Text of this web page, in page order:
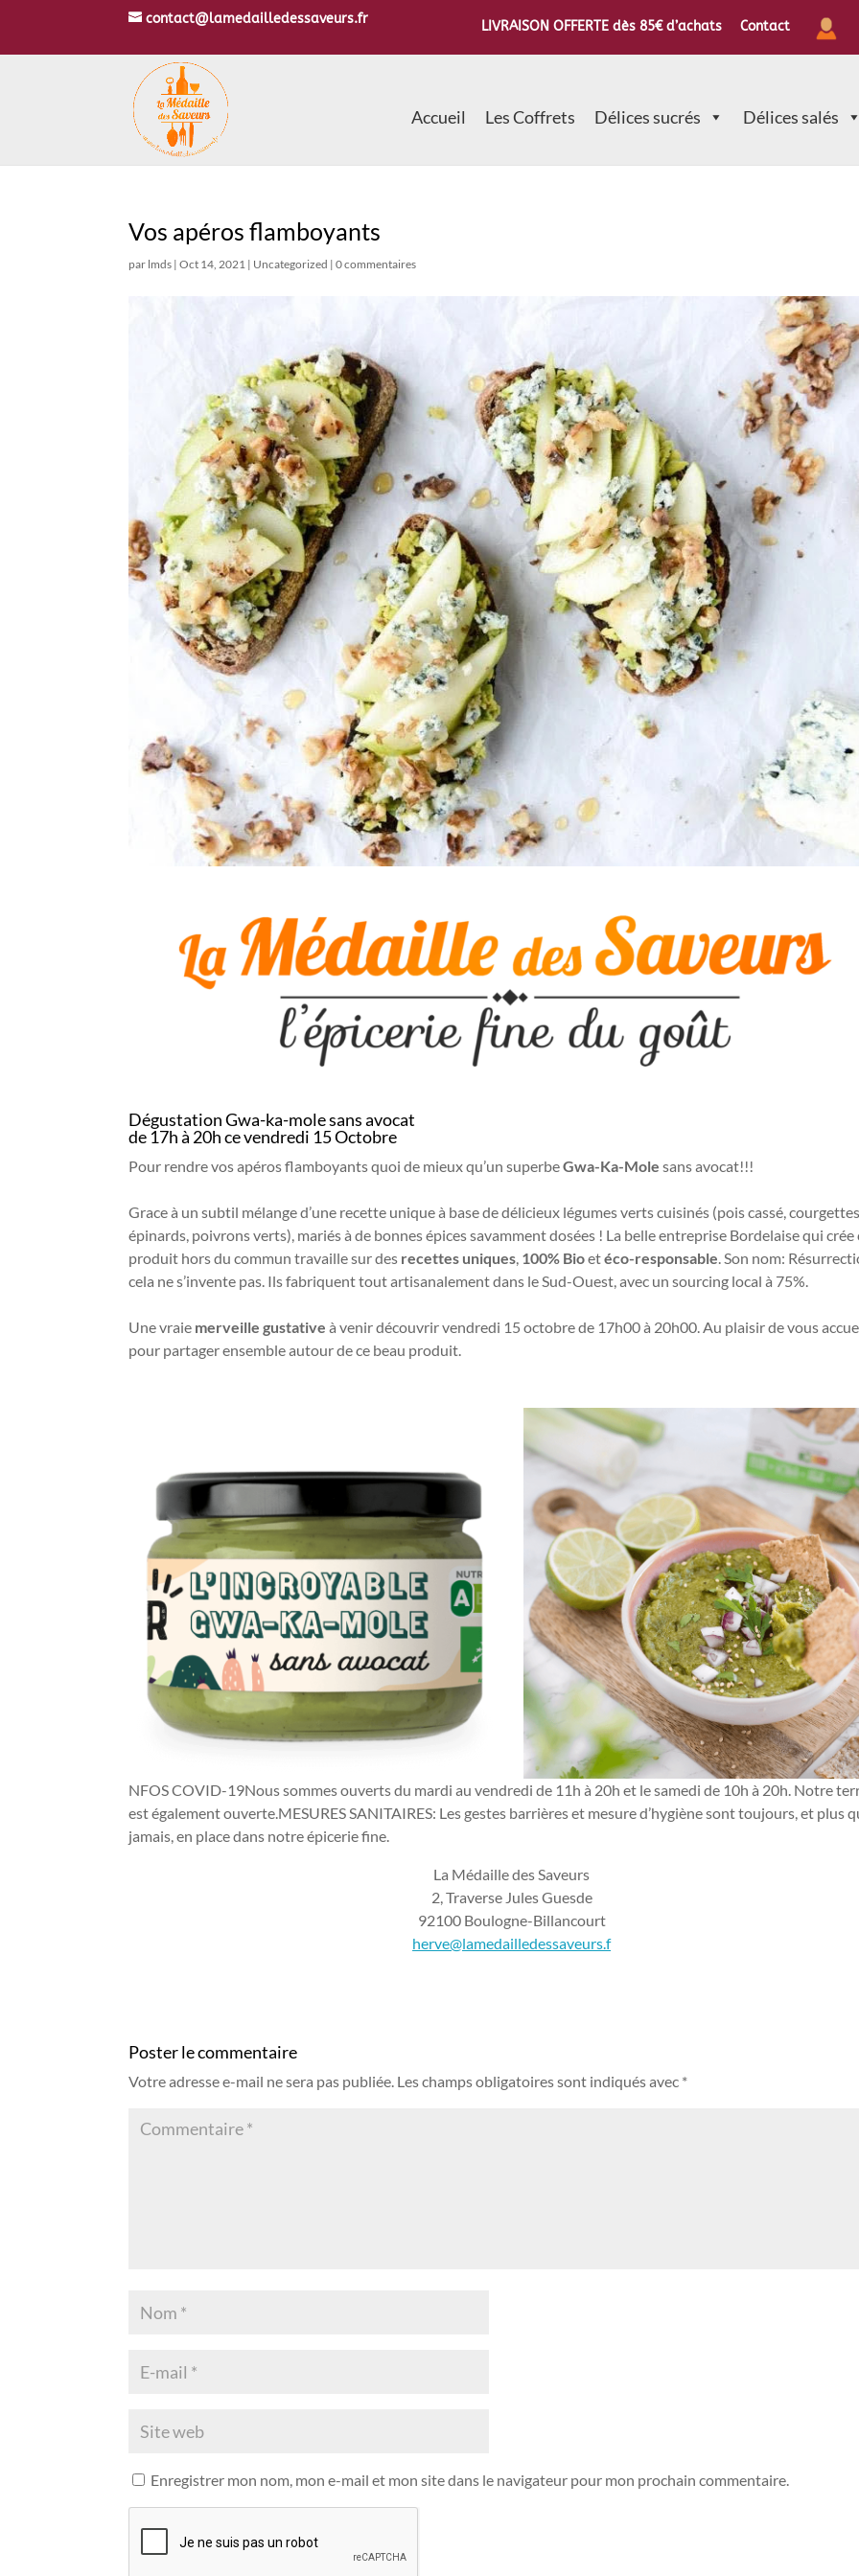
contact@lamedailledessaveurs.fr
LIVRAISON OFFERTE dès 85€ d’achats Contact
Accueil Les Coffrets Délices sucrés Délices salés
Vos apéros flamboyants
par lmds |Oct 14, 2021 | Uncategorized |0 commentaires
Dégustation Gwa-ka-mole sans avocat
de 17h à 20h ce vendredi 15 Octobre
Pour rendre vos apéros flamboyants quoi de mieux qu’un superbeGwa-Ka-Mole sans avocat!!!
Grace à un subtil mélange d’une recette unique à base de délicieux légumes verts cuisinés (pois cassé,
épinards, poivrons verts), mariés à de bonnes épices savamment dosées ! La belle entreprise Bordelaise qui crée
produit hors du commun travaille sur des recettes uniques, 100% Bioetéco-responsable. Son nom:
cela ne s’invente pas. Ils fabriquent tout artisanalement dans le Sud-Ouest, avec un sourcing local à 75%.
Une vraie merveille gustative à venir découvrir vendredi 15 octobre de 17h00 à 20h00. Au plaisir de vous
pour partager ensemble autour de ce beau produit.
NFOS COVID-19Nous sommes ouverts du mardi au vendredi de 11h à 20h et le samedi de 10h à 20h. Notre
est également ouverte.MESURES SANITAIRES: Les gestes barrières et mesure d’hygiène sont toujours, et plus
jamais, en place dans notre épicerie fine.
La Médaille des Saveurs
2, Traverse Jules Guesde
92100 Boulogne-Billancourt
herve@lamedailledessaveurs.f
Poster le commentaire
Votre adresse e-mail ne sera pas publiée. Les champs obligatoires sont indiqués avec *
Enregistrer mon nom, mon e-mail et mon site dans le navigateur pour mon prochain commentaire.